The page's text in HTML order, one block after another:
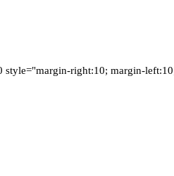
style="margin-right:10; margin-